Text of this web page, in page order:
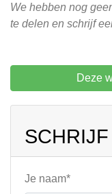
We hebben nog
te delen en schrijf
Deze
Je naam*